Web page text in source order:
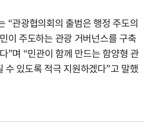
“관광협의회의 출범은 행정 주도의
이 주도하는 관광 거버넌스를 구축
”며 “민관이 함께 만드는 함양형 관
수 있도록 적극 지원하겠다”고 말했